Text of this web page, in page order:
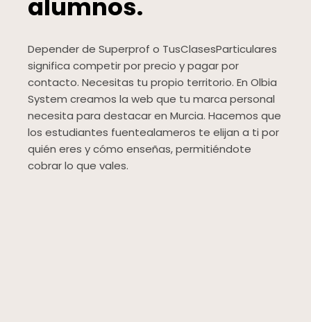
alumnos.
Depender de Superprof o TusClasesParticulares
significa competir por precio y pagar por
contacto. Necesitas tu propio territorio. En Olbia
System creamos la web que tu marca personal
necesita para destacar en Murcia. Hacemos que
los estudiantes fuentealameros te elijan a ti por
quién eres y cómo enseñas, permitiéndote
cobrar lo que vales.